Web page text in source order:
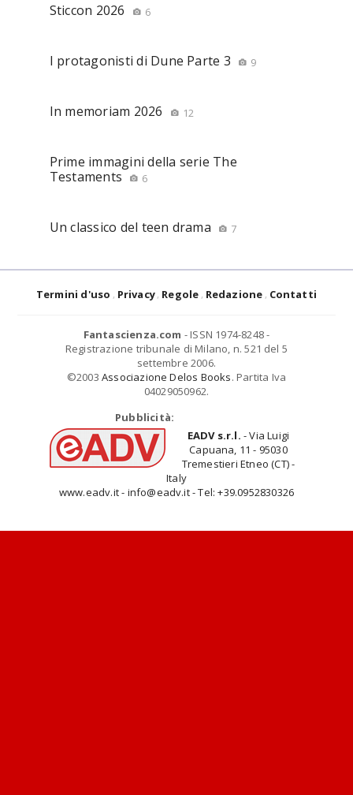
Sticcon 2026 6
I protagonisti di Dune Parte 3 9
In memoriam 2026 12
Prime immagini della serie The
Testaments
6
Un classico del teen drama 7
Termini d'uso Privacy Regole Redazione Contatti
Fantascienza.com - ISSN 1974-8248 -
Registrazione tribunale di Milano, n. 521 del 5
settembre 2006.
©2003 Associazione Delos Books. Partita Iva
04029050962.
Pubblicità:
EADV s.r.l. - Via Luigi
Capuana, 11 - 95030
Tremestieri Etneo (CT) -
Italy
www.eadv.it - info@eadv.it - Tel: +39.0952830326